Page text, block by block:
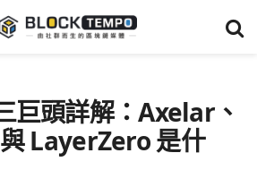
巨頭詳解：Axelar、
LayerZero 是什